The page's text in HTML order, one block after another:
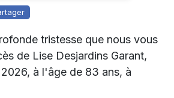
tristesse que nous vous
de Lise Desjardins Garant,
2026, à l'âge de 83 ans, à